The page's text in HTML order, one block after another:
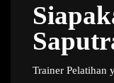
Trainer Pelatihan